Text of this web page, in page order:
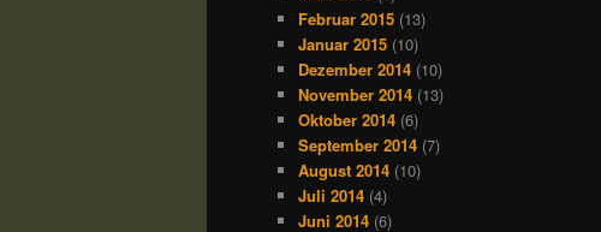
Februar 2015 (13)
Januar 2015 (10)
Dezember 2014 (10)
November 2014 (13)
Oktober 2014 (6)
September 2014 (7)
August 2014 (10)
Juli 2014 (4)
Juni 2014 (6)